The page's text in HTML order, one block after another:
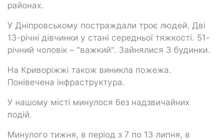
районах.
У Дніпровському постраждали троє людей. Дві
13-річні дівчинки у стані середньої тяжкості. 51-
річний чоловік – "важкий". Зайнялися 3 будинки.
На Криворіжжі також виникла пожежа.
Понівечена інфраструктура.
У нашому місті минулося без надзвичайних
подій.
Минулого тижня, в період з 7 по 13 липня, в